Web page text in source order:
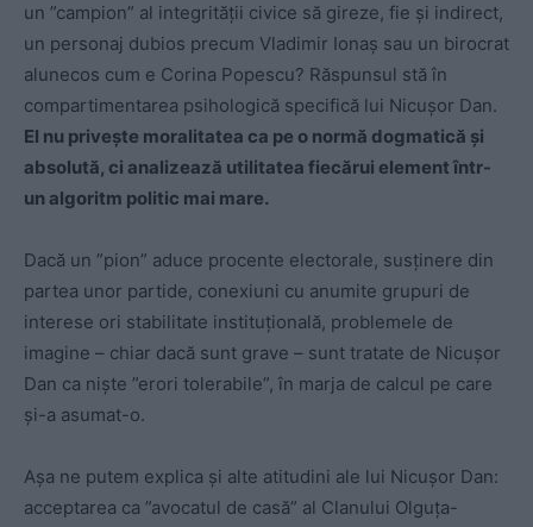
un ”campion” al integrității civice să gireze, fie și indirect,
un personaj dubios precum Vladimir Ionaș sau un birocrat
alunecos cum e Corina Popescu? Răspunsul stă în
compartimentarea psihologică specifică lui Nicușor Dan.
El nu privește moralitatea ca pe o normă dogmatică și
absolută, ci analizează utilitatea fiecărui element într-
un algoritm politic mai mare.
Dacă un ”pion” aduce procente electorale, susținere din
partea unor partide, conexiuni cu anumite grupuri de
interese ori stabilitate instituțională, problemele de
imagine – chiar dacă sunt grave – sunt tratate de Nicușor
Dan ca niște ”erori tolerabile”, în marja de calcul pe care
și-a asumat-o.
Așa ne putem explica și alte atitudini ale lui Nicușor Dan:
acceptarea ca ”avocatul de casă” al Clanului Olguța-